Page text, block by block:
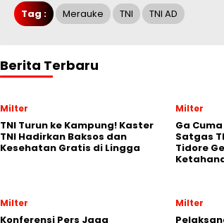
Tag : Merauke TNI TNI AD
Berita Terbaru
Milter
TNI Turun ke Kampung! Kaster
TNI Hadirkan Baksos dan
Kesehatan Gratis di Lingga
Milter
Ga
Satgas
Tidore
Milter
Konferensi Pers Jaga
Milter